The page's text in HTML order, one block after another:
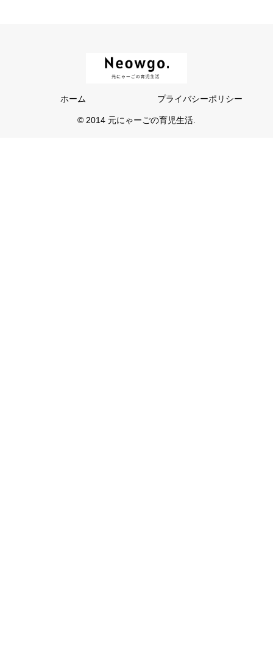
ホーム プライバシーポリシー
© 2014 元にゃーごの育児生活.